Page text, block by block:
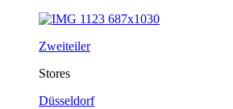
Zweiteiler
Stores
Düsseldorf